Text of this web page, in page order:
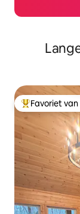
Topfavoriet
Favoriet